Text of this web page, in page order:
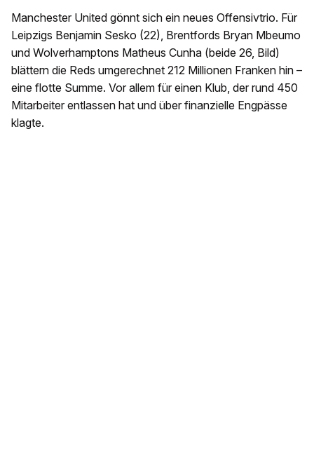
Manchester United gönnt sich ein neues Offensivtrio. Für
Leipzigs Benjamin Sesko (22), Brentfords Bryan Mbeumo
und Wolverhamptons Matheus Cunha (beide 26, Bild)
blättern die Reds umgerechnet 212 Millionen Franken hin –
eine flotte Summe. Vor allem für einen Klub, der rund 450
Mitarbeiter entlassen hat und über finanzielle Engpässe
klagte.